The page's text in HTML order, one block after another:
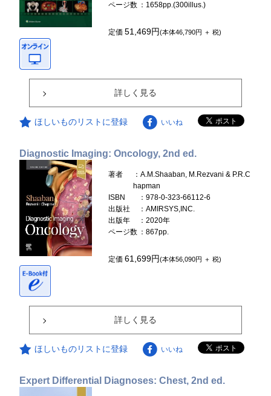
ページ数 ：1658pp.(300illus.)
定価51,469円(本体46,790円 ＋ 税)
詳しく見る
ほしいものリストに登録 いいね
Diagnostic Imaging: Oncology, 2nd ed.
著者
：A.M.Shaaban, M.Rezvani & P.R.C
hapman
ISBN
：978-0-323-66112-6
出版社
：AMIRSYS,INC.
出版年
：2020年
ページ数 ：867pp.
定価61,699円(本体56,090円 ＋ 税)
詳しく見る
ほしいものリストに登録 いいね
Expert Differential Diagnoses: Chest, 2nd ed.